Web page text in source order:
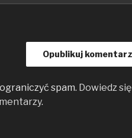
spam. Dowiedz się
.